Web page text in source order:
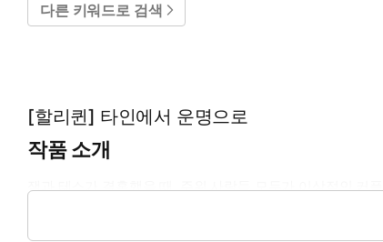
다른 키워드로 검색
[할리퀸] 타인에서 운명으로
작품 소개
잭과 테스가 결혼했을 때, 주위 사람들 모두가 이상적인
는 새 남편과 기댈 곳이 필요했으니까. 그러나 사실 테스